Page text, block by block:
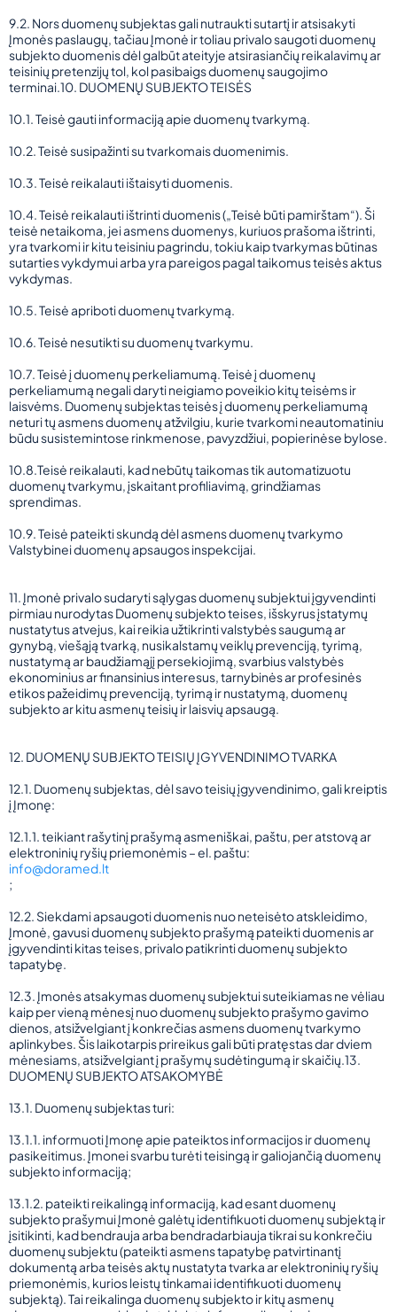
9.2. Nors duomenų subjektas gali nutraukti sutartį ir atsisakyti
Įmonės paslaugų, tačiau Įmonė ir toliau privalo saugoti duomenų
subjekto duomenis dėl galbūt ateityje atsirasiančių reikalavimų ar
teisinių pretenzijų tol, kol pasibaigs duomenų saugojimo
terminai.10. DUOMENŲ SUBJEKTO TEISĖS
10.1. Teisė gauti informaciją apie duomenų tvarkymą.
10.2. Teisė susipažinti su tvarkomais duomenimis.
10.3. Teisė reikalauti ištaisyti duomenis.
10.4. Teisė reikalauti ištrinti duomenis („Teisė būti pamirštam“). Ši
teisė netaikoma, jei asmens duomenys, kuriuos prašoma ištrinti,
yra tvarkomi ir kitu teisiniu pagrindu, tokiu kaip tvarkymas būtinas
sutarties vykdymui arba yra pareigos pagal taikomus teisės aktus
vykdymas.
10.5. Teisė apriboti duomenų tvarkymą.
10.6. Teisė nesutikti su duomenų tvarkymu.
10.7. Teisė į duomenų perkeliamumą. Teisė į duomenų
perkeliamumą negali daryti neigiamo poveikio kitų teisėms ir
laisvėms. Duomenų subjektas teisės į duomenų perkeliamumą
neturi tų asmens duomenų atžvilgiu, kurie tvarkomi neautomatiniu
būdu susistemintose rinkmenose, pavyzdžiui, popierinėse bylose.
10.8.Teisė reikalauti, kad nebūtų taikomas tik automatizuotu
duomenų tvarkymu, įskaitant profiliavimą, grindžiamas
sprendimas.
10.9. Teisė pateikti skundą dėl asmens duomenų tvarkymo
Valstybinei duomenų apsaugos inspekcijai.
11. Įmonė privalo sudaryti sąlygas duomenų subjektui įgyvendinti
pirmiau nurodytas Duomenų subjekto teises, išskyrus įstatymų
nustatytus atvejus, kai reikia užtikrinti valstybės saugumą ar
gynybą, viešąją tvarką, nusikalstamų veiklų prevenciją, tyrimą,
nustatymą ar baudžiamąjį persekiojimą, svarbius valstybės
ekonominius ar finansinius interesus, tarnybinės ar profesinės
etikos pažeidimų prevenciją, tyrimą ir nustatymą, duomenų
subjekto ar kitu asmenų teisių ir laisvių apsaugą.
12. DUOMENŲ SUBJEKTO TEISIŲ ĮGYVENDINIMO TVARKA
12.1. Duomenų subjektas, dėl savo teisių įgyvendinimo, gali kreiptis
į Įmonę:
12.1.1. teikiant rašytinį prašymą asmeniškai, paštu, per atstovą ar
elektroninių ryšių priemonėmis – el. paštu:
info@doramed.lt
;
12.2. Siekdami apsaugoti duomenis nuo neteisėto atskleidimo,
Įmonė, gavusi duomenų subjekto prašymą pateikti duomenis ar
įgyvendinti kitas teises, privalo patikrinti duomenų subjekto
tapatybę.
12.3. Įmonės atsakymas duomenų subjektui suteikiamas ne vėliau
kaip per vieną mėnesį nuo duomenų subjekto prašymo gavimo
dienos, atsižvelgiant į konkrečias asmens duomenų tvarkymo
aplinkybes. Šis laikotarpis prireikus gali būti pratęstas dar dviem
mėnesiams, atsižvelgiant į prašymų sudėtingumą ir skaičių.13.
DUOMENŲ SUBJEKTO ATSAKOMYBĖ
13.1. Duomenų subjektas turi:
13.1.1. informuoti Įmonę apie pateiktos informacijos ir duomenų
pasikeitimus. Įmonei svarbu turėti teisingą ir galiojančią duomenų
subjekto informaciją;
13.1.2. pateikti reikalingą informaciją, kad esant duomenų
subjekto prašymui Įmonė galėtų identifikuoti duomenų subjektą ir
įsitikinti, kad bendrauja arba bendradarbiauja tikrai su konkrečiu
duomenų subjektu (pateikti asmens tapatybę patvirtinantį
dokumentą arba teisės aktų nustatyta tvarka ar elektroninių ryšių
priemonėmis, kurios leistų tinkamai identifikuoti duomenų
subjektą). Tai reikalinga duomenų subjekto ir kitų asmenų